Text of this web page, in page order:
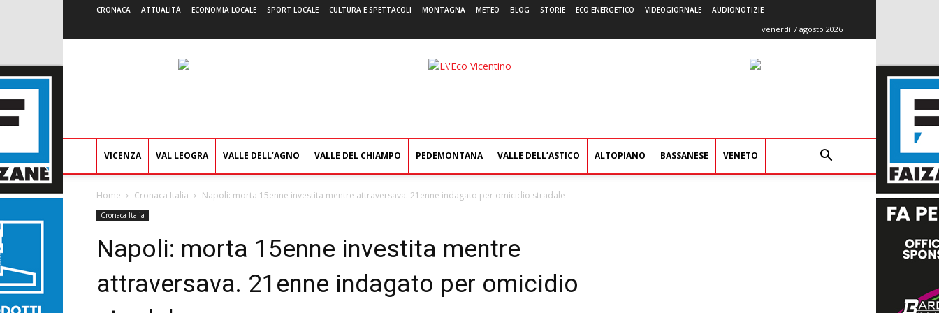
CRONACA ATTUALITÀ ECONOMIA LOCALE SPORT LOCALE CULTURA E SPETTACOLI MONTAGNA METEO BLOG STORIE ECO ENERGETICO VIDEOGIORNALE AUDIONOTIZIE
venerdì 7 agosto 2026
L'Eco
VICENZA VAL LEOGRA VALLE DELL’AGNO VALLE DEL CHIAMPO PEDEMONTANA VALLE DELL’ASTICO ALTOPIANO BASSANESE VENETO
Home Cronaca Italia Napoli: morta 15enne investita mentre attraversava. 21enne indagato per omicidio stradale
Cronaca Italia
Napoli: morta 15enne investita mentre
attraversava. 21enne indagato per omicidio